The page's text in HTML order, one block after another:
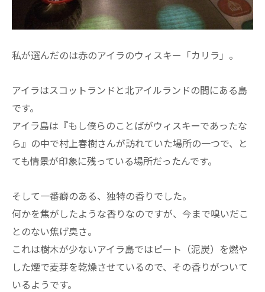
私が選んだのは赤のアイラのウィスキー「カリラ」。
アイラはスコットランドと北アイルランドの間にある島
です。
アイラ島は『もし僕らのことばがウィスキーであったな
ら』の中で村上春樹さんが訪れていた場所の一つで、と
ても情景が印象に残っている場所だったんです。
そして一番癖のある、独特の香りでした。
何かを焦がしたような香りなのですが、今まで嗅いだこ
とのない焦げ臭さ。
これは樹木が少ないアイラ島ではピート（泥炭）を燃や
した煙で麦芽を乾燥させているので、その香りがついて
いるようです。